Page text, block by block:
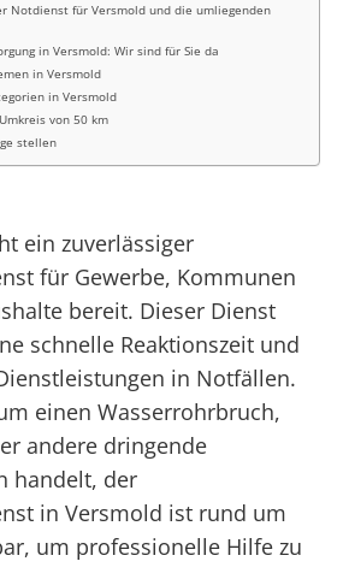
Notdienst für Versmold und die umliegenden
in Versmold: Wir sind für Sie da
in Versmold
in Versmold
von 50 km
stellen
ein zuverlässiger
für Gewerbe, Kommunen
bereit. Dieser Dienst
schnelle Reaktionszeit und
in Notfällen.
einen Wasserrohrbruch,
andere dringende
handelt, der
in Versmold ist rund um
um professionelle Hilfe zu